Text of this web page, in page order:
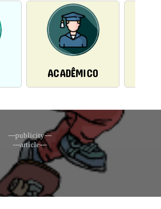
ACADÊMICO
---publicity---
---article---